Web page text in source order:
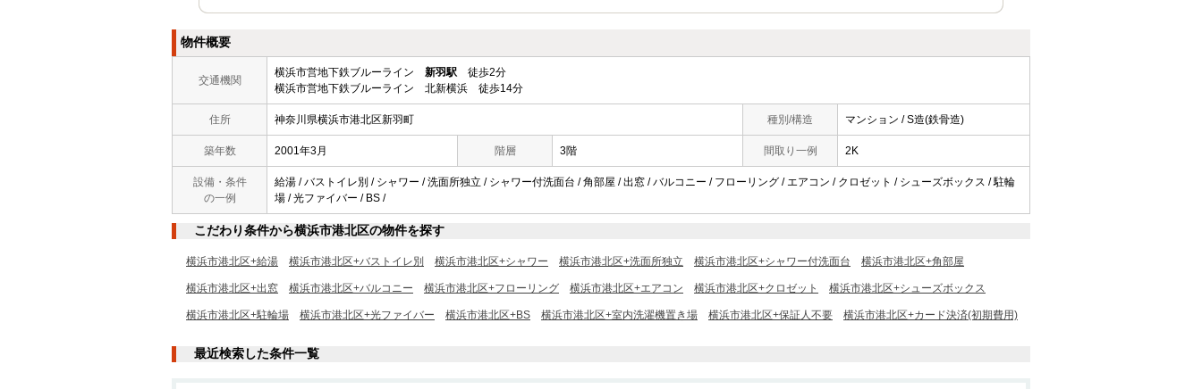
物件概要
交通機関
横浜市営地下鉄ブルーライン 新羽駅 徒歩2分
横浜市営地下鉄ブルーライン 北新横浜 徒歩14分
住所 神奈川県横浜市港北区新羽町 種別/構造 マンション / S造(鉄骨造)
築年数 2001年3月 階層 3階 間取り一例 2K
設備・条件
の一例
給湯 / バストイレ別 / シャワー / 洗面所独立 / シャワー付洗面台 / 角部屋 / 出窓 / バルコニー / フローリング / エアコン / クロゼット / シューズボックス / 駐輪
場 / 光ファイバー / BS /
こだわり条件から横浜市港北区の物件を探す
横浜市港北区+給湯 横浜市港北区+バストイレ別 横浜市港北区+シャワー 横浜市港北区+洗面所独立 横浜市港北区+シャワー付洗面台 横浜市港北区+角部屋
横浜市港北区+出窓 横浜市港北区+バルコニー 横浜市港北区+フローリング 横浜市港北区+エアコン 横浜市港北区+クロゼット 横浜市港北区+シューズボックス
横浜市港北区+駐輪場 横浜市港北区+光ファイバー 横浜市港北区+BS 横浜市港北区+室内洗濯機置き場 横浜市港北区+保証人不要 横浜市港北区+カード決済(初期費用)
最近検索した条件一覧